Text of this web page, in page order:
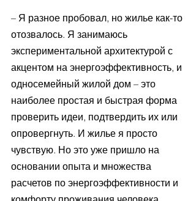
– Я разное пробовал, но жилье как-то
отозвалось. Я занимаюсь
экспериментальной архитектурой с
акцентом на энергоэффективность, и
односемейный жилой дом – это
наиболее простая и быстрая форма
проверить идеи, подтвердить их или
опровергнуть. И жилье я просто
чувствую. Но это уже пришло на
основании опыта и множества
расчетов по энергоэффективности и